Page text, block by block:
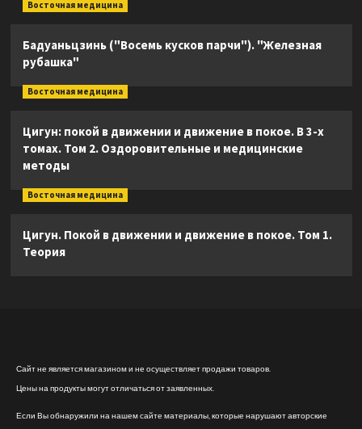
Восточная медицина
Бадуаньцзинь ("Восемь кусков парчи"). "Железная
рубашка"
Восточная медицина
Цигун: покой в движении и движение в покое. В 3-х
томах. Том 2. Оздоровительные и медицинские
методы
Восточная медицина
Цигун. Покой в движении и движение в покое. Том 1.
Теория
Сайт не является магазином и не осуществляет продажи товаров.
Цены на продукты могут отличаться от заявленных.
Если Вы обнаружили на нашем сайте материалы, которые нарушают авторские